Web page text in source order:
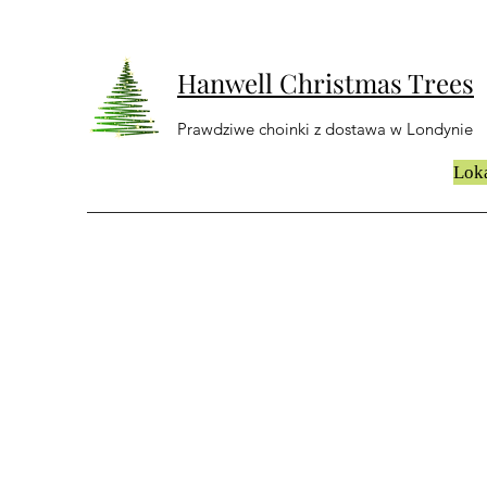
Hanwell Christmas Trees
Prawdziwe choinki z dostawa w Londynie